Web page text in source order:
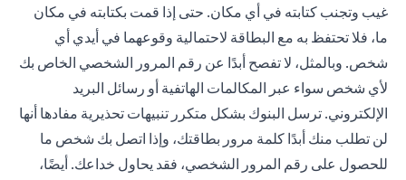
غيب وتجنب كتابته في أي مكان. حتى إذا قمت بكتابته في مكان
ما، فلا تحتفظ به مع البطاقة لاحتمالية وقوعهما في أيدي أي
شخص. وبالمثل، لا تفصح أبدًا عن رقم المرور الشخصي الخاص بك
لأي شخص سواء عبر المكالمات الهاتفية أو رسائل البريد
الإلكتروني. ترسل البنوك بشكل متكرر تنبيهات تحذيرية مفادها أنها
لن تطلب منك أبدًا كلمة مرور بطاقتك، وإذا اتصل بك شخص ما
للحصول على رقم المرور الشخصي، فقد يحاول خداعك. أيضًا،